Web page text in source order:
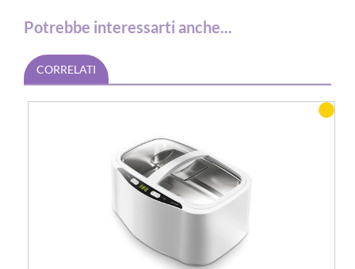
Potrebbe interessarti anche...
CORRELATI